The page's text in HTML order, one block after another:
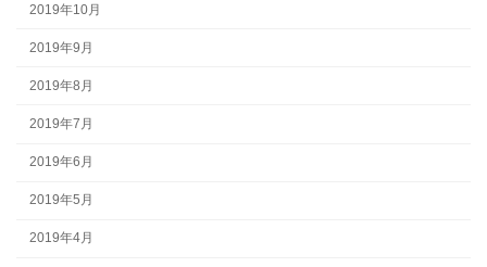
2019年10月
2019年9月
2019年8月
2019年7月
2019年6月
2019年5月
2019年4月